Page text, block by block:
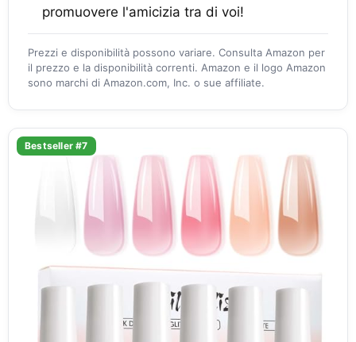
promuovere l'amicizia tra di voi!
Prezzi e disponibilità possono variare. Consulta Amazon per
il prezzo e la disponibilità correnti. Amazon e il logo Amazon
sono marchi di Amazon.com, Inc. o sue affiliate.
Bestseller #7